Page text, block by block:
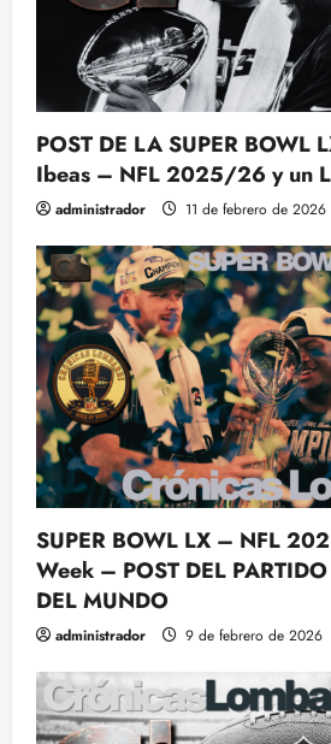
POST DE LA SUPER BOWL
Ibeas – NFL 2025/26 y un
administrador 11 de febrero de 2026
SUPER BOWL LX – NFL
Week – POST DEL
DEL MUNDO
administrador 9 de febrero de 2026